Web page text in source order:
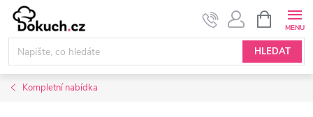
Přejít
obsah
HLEDAT
NÁKUPNÍ
KOŠÍK
Kompletní nabídka